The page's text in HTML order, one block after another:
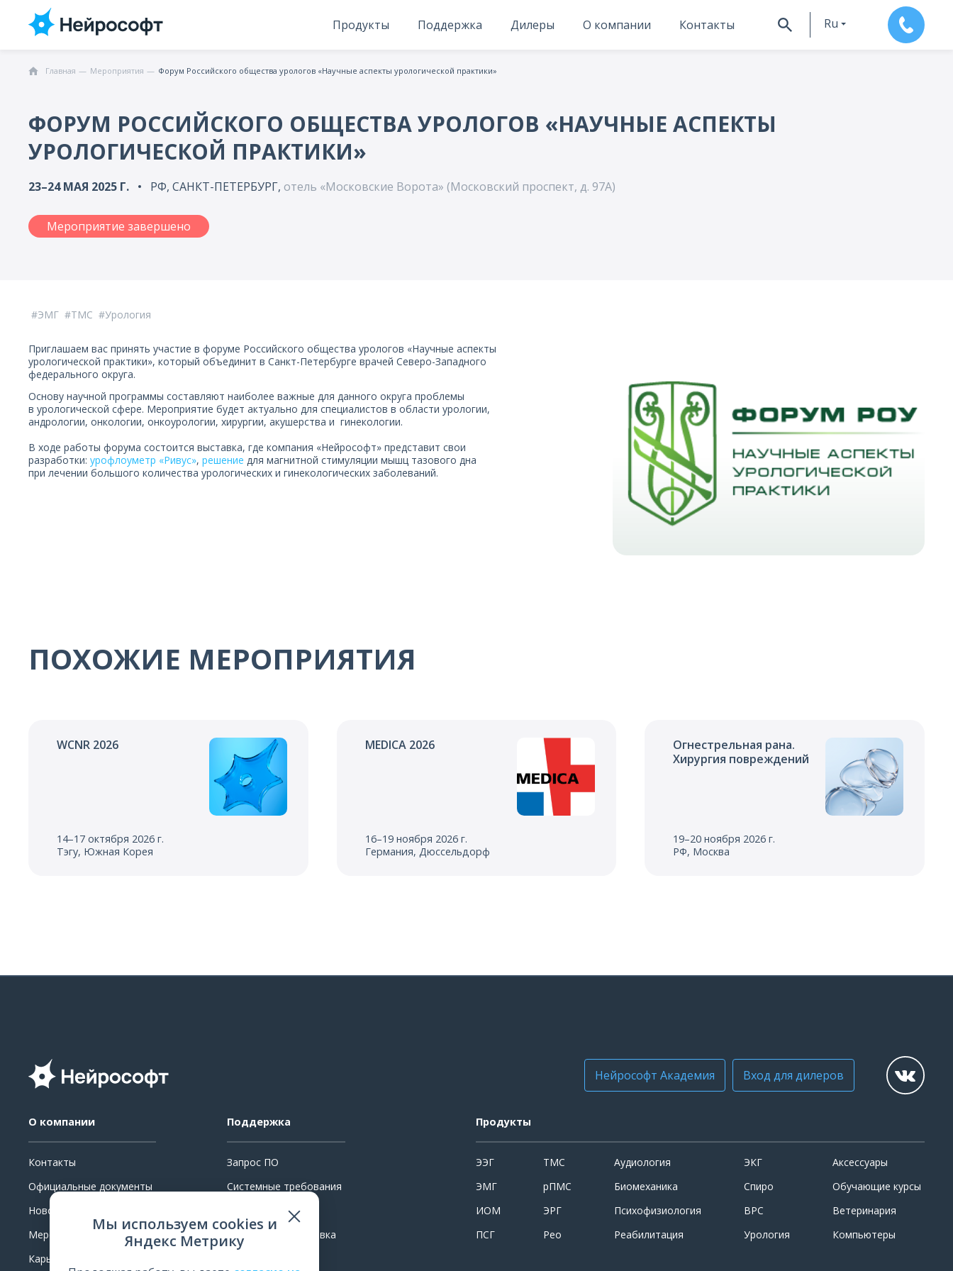
Продукты Поддержка Дилеры О компании Контакты Ru
Главная Мероприятия Форум Российского общества урологов «Научные аспекты урологической практики»
ФОРУМ РОССИЙСКОГО ОБЩЕСТВА УРОЛОГОВ «НАУЧНЫЕ АСПЕКТЫ
УРОЛОГИЧЕСКОЙ ПРАКТИКИ»
23–24 МАЯ 2025 Г. РФ, САНКТ-ПЕТЕРБУРГ, отель «Московские Ворота» (Московский проспект, д. 97А)
Мероприятие завершено
ЭМГ ТМС Урология
Приглашаем вас принять участие в форуме Российского общества урологов «Научные аспекты
урологической практики», который объединит в Санкт-Петербурге врачей Северо-Западного
федерального округа.
Основу научной программы составляют наиболее важные для данного округа проблемы
в урологической сфере. Мероприятие будет актуально для специалистов в области урологии,
андрологии, онкологии, онкоурологии, хирургии, акушерства и гинекологии.
В ходе работы форума состоится выставка, где компания «Нейрософт» представит свои
разработки: урофлоуметр «Ривус», решение для магнитной стимуляции мышц тазового дна
при лечении большого количества урологических и гинекологических заболеваний.
ПОХОЖИЕ МЕРОПРИЯТИЯ
WCNR 2026
14–17 октября 2026 г.
Тэгу, Южная Корея
MEDICA 2026
16–19 ноября 2026 г.
Германия, Дюссельдорф
Огнестрельная рана.
Хирургия повреждений
19–20 ноября 2026 г.
РФ, Москва
Нейрософт Академия Вход для дилеров
О компании
Контакты
Официальные документы
Новости
Мероприятия
Карьера
Поддержка
Запрос ПО
Системные требования
Поверка и калибровка
Продукты
ЭЭГ
ЭМГ
ИОМ
ПСГ
ТМС
рПМС
ЭРГ
Рео
Аудиология
Биомеханика
Психофизиология
Реабилитация
ЭКГ
Спиро
ВРС
Урология
Аксессуары
Обучающие курсы
Ветеринария
Компьютеры
Мы используем cookies и
Яндекс Метрику